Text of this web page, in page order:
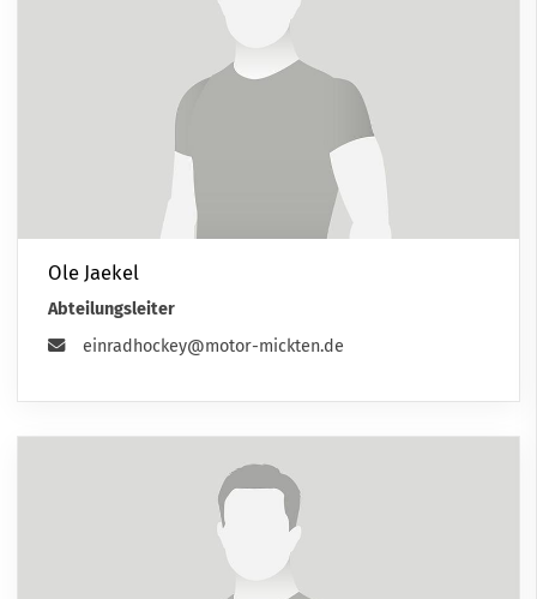
Ole Jaekel
Abteilungsleiter
einradhockey@motor-mickten.de